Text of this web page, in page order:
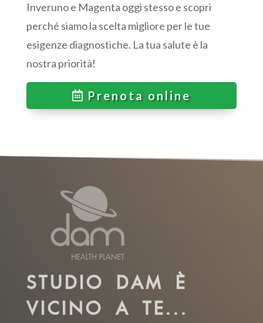
Inveruno e Magenta oggi stesso e scopri
perché siamo la scelta migliore per le tue
esigenze diagnostiche. La tua salute è la
nostra priorità!
Prenota online
STUDIO DAM È
VICINO A TE...